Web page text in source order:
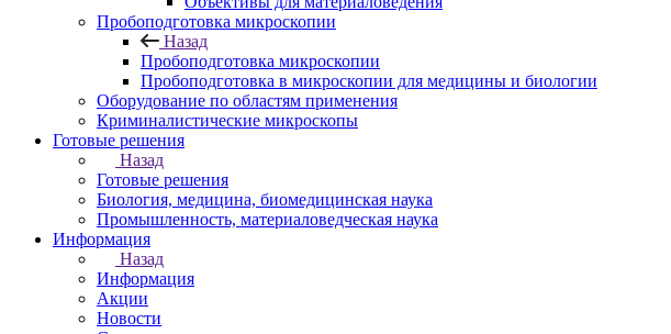
Пробоподготовка микроскопии
Назад
Пробоподготовка микроскопии
Пробоподготовка в микроскопии для медицины и биологии
Оборудование по областям применения
Криминалистические микроскопы
Готовые решения
Назад
Готовые решения
Биология, медицина, биомедицинская наука
Промышленность, материаловедческая наука
Информация
Назад
Информация
Акции
Новости